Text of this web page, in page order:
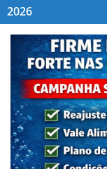
2026